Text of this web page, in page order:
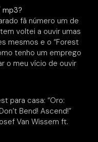
fã número um de
voltei a ouvir umas
mesmos e o “Forest
tenho um emprego
o meu vício de ouvir
para casa: “Oro:
Bend! Ascend!”
Van Wissem ft.